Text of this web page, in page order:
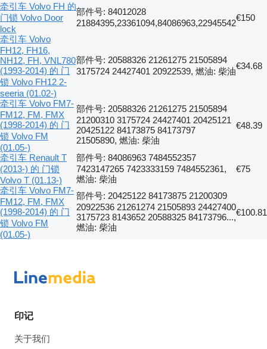
牵引车 Volvo FH 的
门锁 Volvo Door
lock
部件号: 84012028
21884395,23361094,84086963,22945542
€150
牵引车 Volvo
FH12, FH16,
NH12, FH, VNL780
(1993-2014) 的 门
锁 Volvo FH12 2-
seeria (01.02-)
部件号: 20588326 21261275 21505894
3175724 24427401 20922539, 燃油: 柴油
€34.68
牵引车 Volvo FM7-
FM12, FM, FMX
(1998-2014) 的 门
锁 Volvo FM
(01.05-)
部件号: 20588326 21261275 21505894
21200310 3175724 24427401 20425121
20425122 84173875 84173797
21505890, 燃油: 柴油
€48.39
牵引车 Renault T
(2013-) 的 门锁
Volvo T (01.13-)
部件号: 84086963 7484552357
7423147265 7423333159 7484552361,
燃油: 柴油
€75
牵引车 Volvo FM7-
FM12, FM, FMX
(1998-2014) 的 门
锁 Volvo FM
(01.05-)
部件号: 20425122 84173875 21200309
20922536 21261274 21505893 24427400
3175723 8143652 20588325 84173796...,
燃油: 柴油
€100.81
印记
关于我们